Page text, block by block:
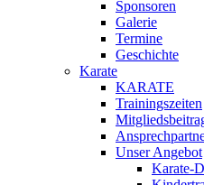
Sponsoren
Galerie
Termine
Geschichte
Karate
KARATE
Trainingszeiten
Unser Angebot
Karate-